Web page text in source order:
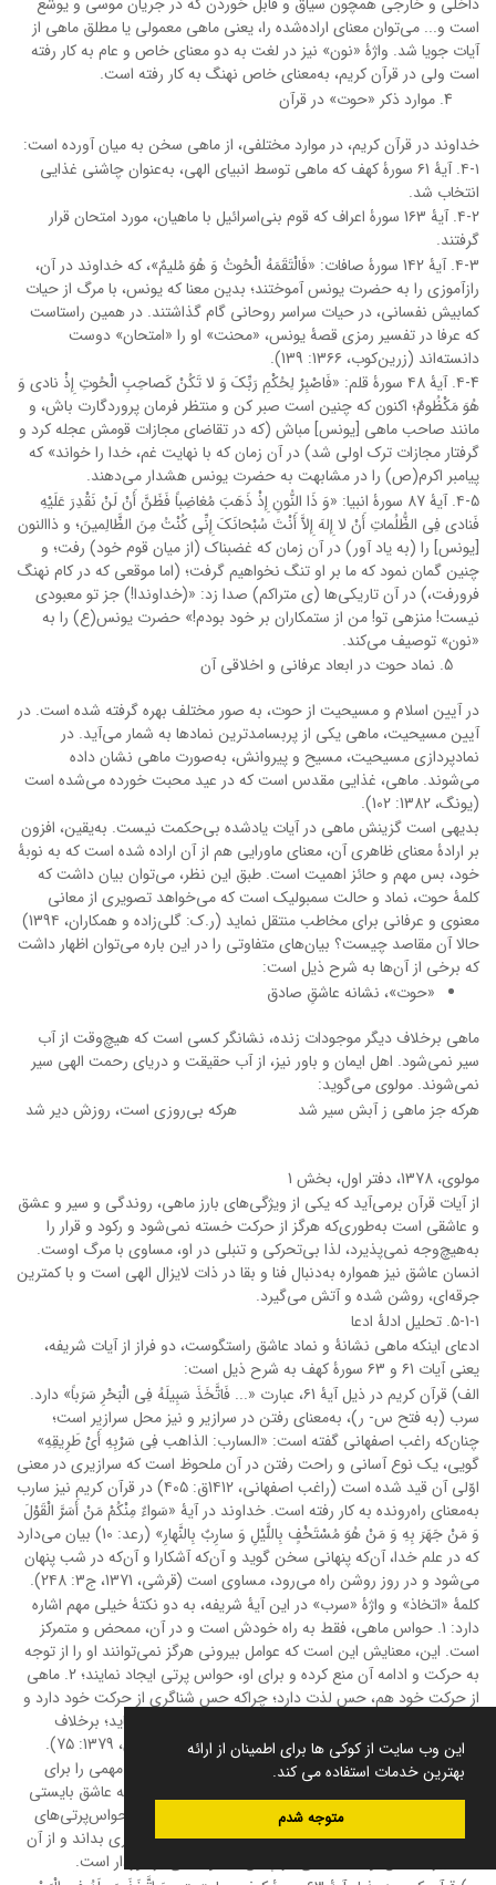
این وب سایت از کوکی ها برای اطمینان از ارائه
بهترین خدمات استفاده می کند.
متوجه شدم
است و... می‌توان معنای اراده‌شده را، یعنی ماهی معمولی یا مطلق ماهی از
آیات جویا شد. واژۀ «نون» نیز در لغت به دو معنای خاص و عام به کار رفته
است ولی در قرآن کریم، به‌معنای خاص نهنگ به کار رفته است.
موارد ذکر «حوت» در قرآن
خداوند در قرآن کریم، در موارد مختلفی، از ماهی سخن به میان آورده است:
۴-۱. آیۀ ۶1 سورۀ کهف که ماهی توسط انبیای الهی، به‌عنوان چاشنی غذایی
انتخاب شد.
۴-2. آیۀ 1۶3 سورۀ اعراف که قوم بنی‌اسرائیل با ماهیان، مورد امتحان قرار
گرفتند.
۴-3. آیۀ 1۴2 سورۀ صافات: «فَالْتَقَمَهُ الْحُوتُ وَ هُوَ مُلیمٌ»، که خداوند در آن،
رازآموزی را به حضرت یونس آموختند؛ بدین معنا که یونس، با مرگ از حیات
کمابیش نفسانی، در حیات سراسر روحانی گام گذاشتند. در همین راستاست
که عرفا در تفسیر رمزی قصۀ یونس، «محنت» او را «امتحان» دوست
دانسته‌اند (زرین‌کوب، 13۶۶: 139).
۴-4. آیۀ ۴8 سورۀ قلم: «فَاصْبِرْ لِحُکْمِ رَبِّکَ وَ لا تَکُنْ کَصاحِبِ الْحُوتِ إِذْ نادى‏ وَ
هُوَ مَکْظُومٌ؛ اکنون که چنین است صبر کن و منتظر فرمان پروردگارت باش، و
مانند صاحب ماهى [یونس‏] مباش (که در تقاضاى مجازات قومش عجله کرد و
گرفتار مجازات ترک اولى شد) در آن زمان که با نهایت غم، خدا را خواند» که
پیامبر اکرم(ص) را در مشابهت به حضرت یونس هشدار می‌دهند.
۴-5. آیۀ 87 سورۀ انبیا: «وَ ذَا النُّونِ إِذْ ذَهَبَ مُغاضِباً فَظَنَّ أَنْ لَنْ نَقْدِرَ عَلَیْهِ
فَنادى‏ فِی الظُّلُماتِ أَنْ لا إِلهَ إِلاَّ أَنْتَ سُبْحانَکَ إِنِّی کُنْتُ مِنَ الظَّالِمینَ؛ و ذاالنون
[یونس‏] را (به یاد آور) در آن زمان که غضبناک (از میان قوم خود) رفت؛ و
چنین گمان نمود که ما بر او تنگ نخواهیم گرفت؛ (اما موقعى که در کام نهنگ
فرورفت،) در آن تاریکی‌ها (ى متراکم) صدا زد: «(خداوندا!) جز تو معبودى
نیست! منزهى تو! من از ستمکاران بر خود بودم!» حضرت یونس(ع) را به
«نون» توصیف می‌کند.
نماد حوت در ابعاد عرفانی و اخلاقی آن
در آیین اسلام و مسیحیت از حوت، به صور مختلف بهره گرفته شده است. در
آیین مسیحیت، ماهی یکی از پربسامدترین نمادها به شمار می‌آید. در
نمادپردازی مسیحیت، مسیح و پیروانش، به‌صورت ماهی نشان داده
می‌شوند. ماهی، غذایی مقدس است که در عید محبت خورده می‌شده است
(یونگ، 1382: 102).
بدیهی است گزینش ماهی در آیات یادشده بی‌حکمت نیست. به‌یقین، افزون
بر ارادۀ معنای ظاهری آن، معنای ماورایی هم از آن اراده شده است که به نوبۀ
خود، بس مهم و حائز اهمیت است. طبق این نظر، می‌توان بیان داشت که
کلمۀ حوت، نماد و حالت سمبولیک است که می‌خواهد تصویری از معانی
معنوی و عرفانی برای مخاطب منتقل نماید (ر.ک: گلی‌زاده و همکاران، 139۴)
حالا آن مقاصد چیست؟ بیان‌های متفاوتی را در این باره می‌توان اظهار داشت
که برخی از آن‌ها به شرح ذیل است:
«حوت»، نشانه عاشقِ صادق
ماهی برخلاف دیگر موجودات زنده، نشانگر کسی است که هیچ‌وقت از آب
سیر نمی‌شود. اهل ایمان و باور نیز، از آب حقیقت و دریای رحمت الهی سیر
نمی‌شوند. مولوی می‌گوید:
هرکه جز ماهی ز آبش سیر شد
هرکه بی‌روزی است، روزش دیر شد
مولوی، 1378، دفتر اول، بخش 1
از آیات قرآن برمی‌آید که یکی از ویژگی‎‌های بارز ماهی، روندگی و سیر و عشق
و عاشقی است به‌طوری‌که هرگز از حرکت خسته نمی‌شود و رکود و قرار را
به‌هیچ‌وجه نمی‌پذیرد، لذا بی‌تحرکی و تنبلی در او، مساوی با مرگ اوست.
انسان عاشق نیز همواره به‌دنبال فنا و بقا در ذات لایزال الهی است و با کمترین
جرقه‌ای، روشن شده و آتش می‌گیرد.
۵-1-1. تحلیل ادلۀ ادعا
ادعای اینکه ماهی نشانۀ و نماد عاشق راستگوست، دو فراز از آیات شریفه،
یعنی آیات ۶1 و ۶3 سورۀ کهف به شرح ذیل است:
الف) قرآن کریم در ذیل آیۀ ۶1، عبارت «... فَاتَّخَذَ سَبِیلَهُ فِی الْبَحْرِ سَرَباً» دارد.
سرب (به فتح س- ر)، به‌معنای رفتن در سرازیر و نیز محل سرازیر است؛
چنان‌که راغب اصفهانی گفته است‏: «السارب: الذاهب‏ فِی‏ سَرْبِهِ‏ أَیْ طَرِیقِهِ»
گویى، یک نوع آسانى و راحت رفتن در آن ملحوظ است که سرازیرى در معنى
اوّلى آن قید شده است (راغب اصفهانی، 1۴12ق: ۴0۵) در قرآن کریم نیز سارب
به‌معنای راه‌رونده به کار رفته است. خداوند در آیۀ «سَواءٌ مِنْکُمْ مَنْ أَسَرَّ الْقَوْلَ
وَ مَنْ جَهَرَ بِهِ وَ مَنْ هُوَ مُسْتَخْفٍ بِاللَّیْلِ وَ سارِبٌ‏ بِالنَّهارِ» (رعد: 10) بیان می‌دارد
که در علم خدا، آن‌که پنهانى سخن گوید و آن‌که آشکارا و آن‌که در شب پنهان
می‌شود و در روز روشن راه می‌رود، مساوى است (قرشی، 1371، ج3: 2۴8).
کلمۀ «اتخاذ» و واژۀ «سرب» در این آیۀ شریفه، به دو نکتۀ خیلی مهم اشاره
دارد: 1. حواس ماهی، فقط به راه خودش است و در آن، ممحض و متمرکز
است. این، معنایش این است که عوامل بیرونی هرگز نمی‌توانند او را از توجه
به حرکت و ادامه آن منع کرده و برای او، حواس پرتی ایجاد نمایند؛ 2. ماهی
از حرکت خود هم، حس لذت دارد؛ چراکه حس شناگری از حرکت خود دارد و
معلوم است که حرکت مداوم، به‌نوبۀ خود ایجاد لذت می‌نماید؛ برخلاف
حرکت رو به بالا که تولید زحمت برای رونده می‌کند (ستاری، 1379: 7۵).
بنابراین، براساس دو خصوصیت بالا، ماهی دو پیام و درس مهمی را برای
حضرت موسی و یوشع(ع) به تصویر کشیده است: یکی اینکه عاشق بایستی
در عشق به معنویت و ایمان، ممحض باشد و تحت‌الشعاع حواس‌پرتی‌های
بیرونی نباشد و دوم اینکه عشق‌ورزی را حرکت در راه سرازیری بداند و از آن
لذت ببرد. همان‌گونه که ماهی، از چنین خصوصیاتی برخوردار است.